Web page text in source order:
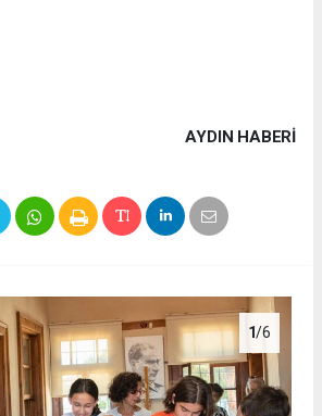
AYDIN HABERİ
1/6